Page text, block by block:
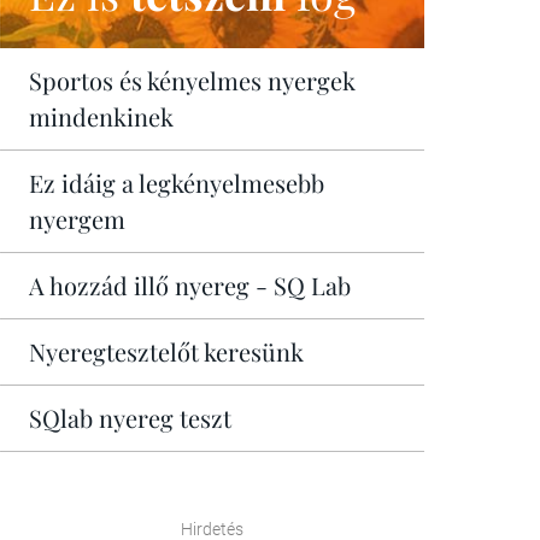
Sportos és kényelmes nyergek
mindenkinek
Ez idáig a legkényelmesebb
nyergem
A hozzád illő nyereg - SQ Lab
Nyeregtesztelőt keresünk
SQlab nyereg teszt
Hirdetés